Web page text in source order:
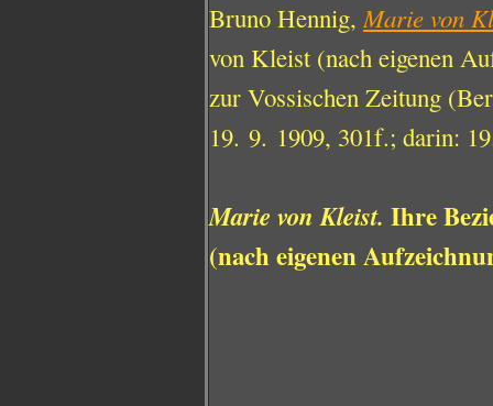
Bruno Hennig,Marie von
von Kleist (nach eigenen
zur Vossischen Zeitung
19. 9. 1909, 301f.; darin:
Marie von Kleist. Ihre
(nach eigenen